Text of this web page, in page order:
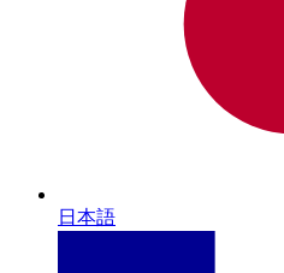
日本語